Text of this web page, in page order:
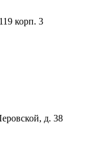
корп. 3
д. 38